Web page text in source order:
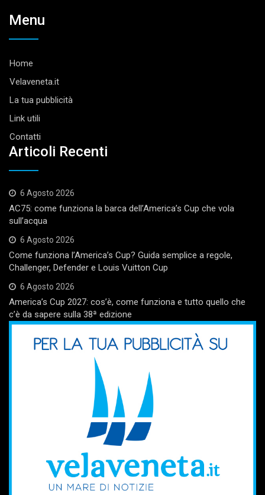
Menu
Home
Velaveneta.it
La tua pubblicità
Link utili
Contatti
Articoli Recenti
6 Agosto 2026
AC75: come funziona la barca dell’America’s Cup che vola
sull’acqua
6 Agosto 2026
Come funziona l’America’s Cup? Guida semplice a regole,
Challenger, Defender e Louis Vuitton Cup
6 Agosto 2026
America’s Cup 2027: cos’è, come funziona e tutto quello che
c’è da sapere sulla 38ª edizione